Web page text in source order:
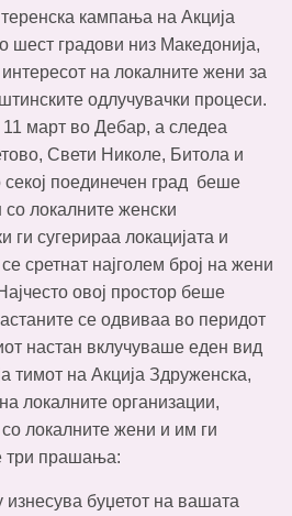
кампања на Акција
шест градови низ Македонија,
на локалните жени за
одлучувачки процеси.
март во Дебар, а следеа
Свети Николе, Битола и
поединечен град беше
со локалните женски
ги сугерираа локацијата и
сретнат најголем број на жени
овој простор беше
се одвиваа во перидот
настан вклучуваше еден вид
тимот на Акција Здруженска,
локалните организации,
локалните жени и им ги
три прашања:
изнесува буџетот на вашата